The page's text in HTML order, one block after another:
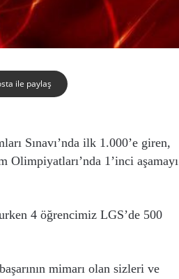
ile paylaş
Sınavı’nda ilk 1.000’e giren,
1’inci aşamayı
4 öğrencimiz LGS’de 500
mimarı olan sizleri ve